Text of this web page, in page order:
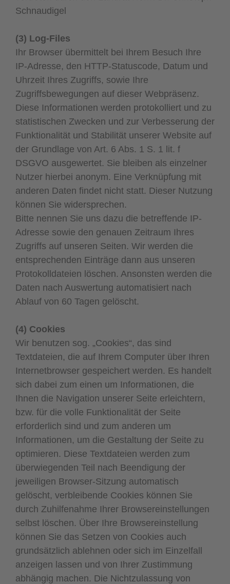
Schnaudigel
(3) Log-Files
Ihr Browser übermittelt bei Ihrem Besuch Ihre
IP-Adresse, den HTTP-Statuscode, Datum und
Uhrzeit Ihres Zugriffs, sowie Ihre
Zugriffsbewegungen auf dieser Webpräsenz.
Diese Informationen werden protokolliert und zu
statistischen Zwecken und zur Verbesserung der
Funktionalität und Stabilität unserer Website auf
der Grundlage von Art. 6 Abs. 1 S. 1 lit. f
DSGVO ausgewertet. Sie bleiben als einzelner
Nutzer hierbei anonym. Eine Verknüpfung mit
anderen Daten findet nicht statt. Dieser Nutzung
können Sie widersprechen.
Bitte nennen Sie uns dazu die betreffende IP-
Adresse sowie den genauen Zeitraum Ihres
Zugriffs auf unseren Seiten. Wir werden die
entsprechenden Einträge dann aus unseren
Protokolldateien löschen. Ansonsten werden die
Daten nach Auswertung automatisiert nach
Ablauf von 60 Tagen gelöscht.
(4) Cookies
Wir benutzen sog. „Cookies“, das sind
Textdateien, die auf Ihrem Computer über Ihren
Internetbrowser gespeichert werden. Es handelt
sich dabei zum einen um Informationen, die
Ihnen die Navigation unserer Seite erleichtern,
bzw. für die volle Funktionalität der Seite
erforderlich sind und zum anderen um
Informationen, um die Gestaltung der Seite zu
optimieren. Diese Textdateien werden zum
überwiegenden Teil nach Beendigung der
jeweiligen Browser-Sitzung automatisch
gelöscht, verbleibende Cookies können Sie
durch Zuhilfenahme Ihrer Browsereinstellungen
selbst löschen. Über Ihre Browsereinstellung
können Sie das Setzen von Cookies auch
grundsätzlich ablehnen oder sich im Einzelfall
anzeigen lassen und von Ihrer Zustimmung
abhängig machen. Die Nichtzulassung von